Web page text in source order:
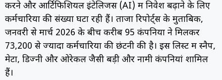
करने और आर्टिफिशियल इंटेलिजेंस (AI) में निवेश बढ़ाने के लिए
कर्मचारियों की संख्या घटा रही हैं। ताजा रिपोर्ट्स के मुताबिक,
जनवरी से मार्च 2026 के बीच करीब 95 कंपनियों ने मिलकर
73,200 से ज्यादा कर्मचारियों की छंटनी की है। इस लिस्ट में स्नैप,
मेटा, डिज्नी और ओरेकल जैसी बड़ी और नामी कंपनियां शामिल
हैं।